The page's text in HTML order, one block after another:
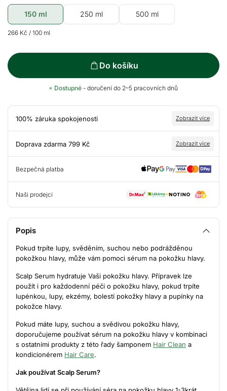
Popis
Pokud trpíte lupy, svěděním, suchou nebo podrážděnou
pokožkou hlavy, může vám pomoci sérum na pokožku hlavy.
Scalp Serum hydratuje Vaši pokožku hlavy. Přípravek lze
použít i pro každodenní péči o pokožku hlavy, pokud trpíte
lupénkou, lupy, ekzémy, bolestí pokožky hlavy a pupínky na
pokožce hlavy.
Pokud máte lupy, suchou a svědivou pokožku hlavy,
doporučujeme používat sérum na pokožku hlavy v kombinaci
s ostatními produkty z této řady šamponem Hair Clean a
kondicionérem Hair Care.
Jak používat Scalp Serum?
150 ml 250 ml 500 ml
266 Kč / 100 ml
Do košíku
Dostupné- doručení do 2–5 pracovních dnů
100% záruka spokojenosti Zobrazit více
Doprava zdarma 799 Kč Zobrazit více
Bezpečná platba
Naši prodejci